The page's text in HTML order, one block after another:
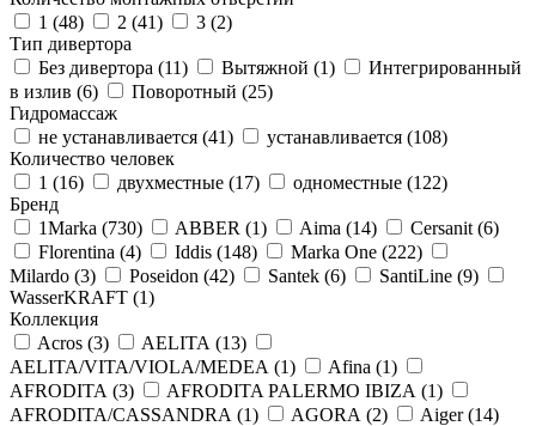
1 (48) 2 (41) 3 (2)
Тип дивертора
Без дивертора (11) Вытяжной (1)
Интегрированный
в излив (6) Поворотный (25)
Гидромассаж
не устанавливается (41) устанавливается (108)
Количество человек
1 (16) двухместные (17) одноместные (122)
Бренд
1Marka (730) ABBER (1) Aima (14) Cersanit (6)
Florentina (4) Iddis (148) Marka One (222)
Milardo (3) Poseidon (42) Santek (6) SantiLine (9)
WasserKRAFT (1)
Коллекция
Acros (3) AELITA (13)
AELITA/VITA/VIOLA/MEDEA (1) Afina (1)
AFRODITA (3) AFRODITA PALERMO IBIZA (1)
AFRODITA/CASSANDRA (1) AGORA (2) Aiger (14)